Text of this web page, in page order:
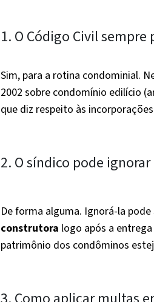
1. O Código Civil
Sim, para a rotina condominial.
2002 sobre condomínio edilício
que diz respeito às incorporações
2. O síndico pode
De forma alguma. Ignorá-la
construtora logo após a
patrimônio dos condôminos